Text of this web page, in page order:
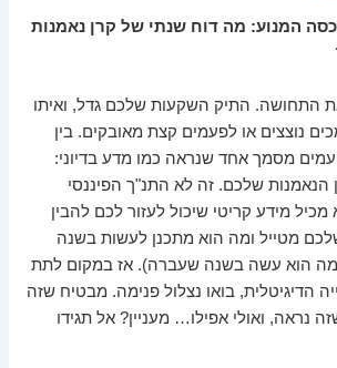
המנוע: מה דוח שנתי של קרן נאמנות
התחושה. התיק השקעות שלכם גדל, ואיתו
נוצצים או לפעמים קצת מאובקים. בין
מסמך אחד שנראה כמו מדע בדיוני:
הנאמנות שלכם. זה לא התנ"ך הפיננסי
מידע קריטי שיכול לעזור לכם להבין
מטייל ומה הוא מתכנן לעשות בשנה
מה הוא עשה בשנה שעברה). אז במקום לתת
הדיגיטלית, בואו נצלול פנימה. מבטיח שזה
נראה, ואולי אפילו… מעניין? אל תגידו